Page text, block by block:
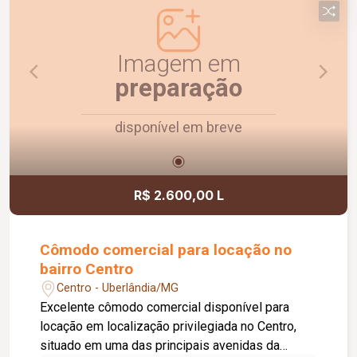
Agende uma visita e conheça!
Imagem em
preparação
disponível em breve
R$ 2.600,00 L
Cômodo comercial para locação no
bairro Centro
Centro - Uberlândia/MG
Excelente cômodo comercial disponível para
locação em localização privilegiada no Centro,
situado em uma das principais avenidas da